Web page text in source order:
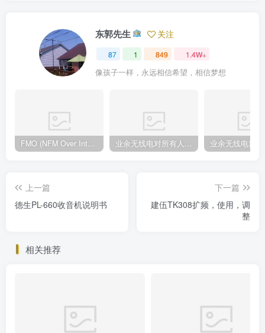
东郭先生 关注
87 1 849 1.4W+
像孩子一样，永远相信希望，相信梦想
FMO (NFM Over Internet) 使用说明书 业余无线电对所有人来说都是一种迷人的爱好
上一篇
德生PL-660收音机说明书
下一篇
建伍TK308扩频，使用，调
整
相关推荐